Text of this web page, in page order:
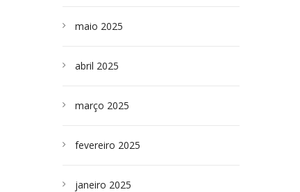
maio 2025
abril 2025
março 2025
fevereiro 2025
janeiro 2025